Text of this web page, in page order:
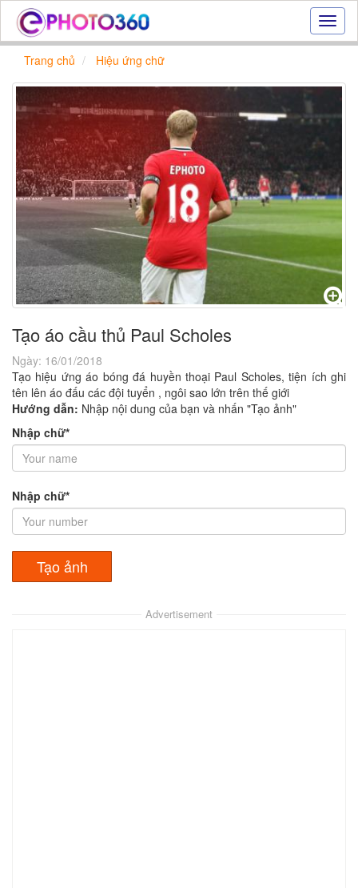
Hiệu
ứng
|
Tạo
ảnh
tạo
ảnh
online
Trang chủ Hiệu ứng chữ
Tạo áo cầu thủ Paul Scholes
Ngày: 16/01/2018
Tạo hiệu ứng áo bóng đá huyền thoại Paul Scholes, tiện ích ghi
tên lên áo đấu các đội tuyển , ngôi sao lớn trên thế giới
Hướng dẫn: Nhập nội dung của bạn và nhấn "Tạo ảnh"
Nhập chữ*
Nhập chữ*
Advertisement